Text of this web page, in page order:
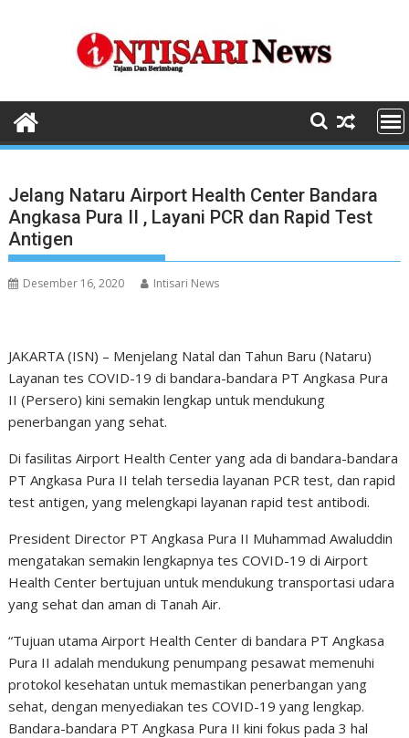
Jelang Nataru Airport Health Center Bandara
Angkasa Pura II , Layani PCR dan Rapid Test
Antigen
Desember 16, 2020 Intisari News
JAKARTA (ISN) – Menjelang Natal dan Tahun Baru (Nataru)
Layanan tes COVID-19 di bandara-bandara PT Angkasa Pura
II (Persero) kini semakin lengkap untuk mendukung
penerbangan yang sehat.
Di fasilitas Airport Health Center yang ada di bandara-bandara
PT Angkasa Pura II telah tersedia layanan PCR test, dan rapid
test antigen, yang melengkapi layanan rapid test antibodi.
President Director PT Angkasa Pura II Muhammad Awaluddin
mengatakan semakin lengkapnya tes COVID-19 di Airport
Health Center bertujuan untuk mendukung transportasi udara
yang sehat dan aman di Tanah Air.
“Tujuan utama Airport Health Center di bandara PT Angkasa
Pura II adalah mendukung penumpang pesawat memenuhi
protokol kesehatan untuk memastikan penerbangan yang
sehat, dengan menyediakan tes COVID-19 yang lengkap.
Bandara-bandara PT Angkasa Pura II kini fokus pada 3 hal